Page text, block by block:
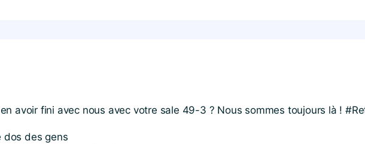
avoir fini avec nous avec votre sale 49-3 ? Nous sommes toujours là !
dos des gens